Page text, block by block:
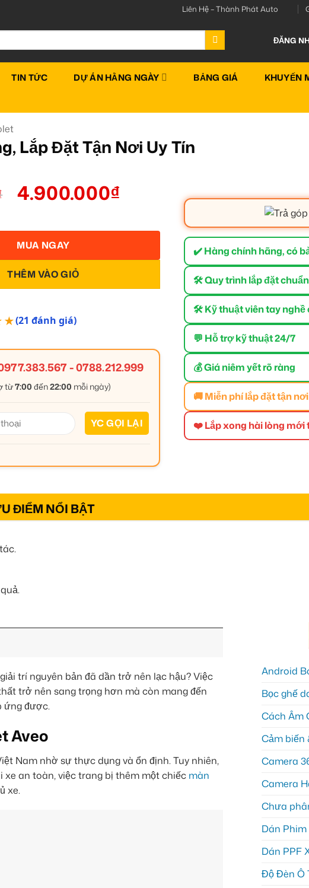
Liên Hệ – Thành Phát Auto
ĐĂNG
TIN TỨC DỰ ÁN HẰNG NGÀY BẢNG GIÁ KHUYẾN
Lắp Đặt Tận Nơi Uy Tín
4.900.000₫
THÊM VÀO GIỎ
MUA NGAY
(21 đánh giá)
-0788.212.999
từ7:00 đến22:00 mỗi ngày)
✔️ Hàng chính hãng, có
🛠 Quy trình lắp đặt chuẩn
🛠 Kỹ thuật viên tay nghề
💬 Hỗ trợ kỹ thuật 24/7
💰 Giá niêm yết rõ ràng
🚚 Miễn phí lắp đặt tận nơi
❤️ Lắp xong hài lòng mới
ĐIỂM NỔI BẬT
trí nguyên bản đã dần trở nên lạc hậu? Việc
trở nên sang trọng hơn mà còn mang đến
ứng được.
Aveo
Nam nhờ sự thực dụng và ổn định. Tuy nhiên,
an toàn, việc trang bị thêm một chiếc màn
xe.
Android
Bọc ghế
Cách Âm
Cảm biến
Camera
Camera
Chưa
Dán
Dán PPF
Độ Đèn Ô